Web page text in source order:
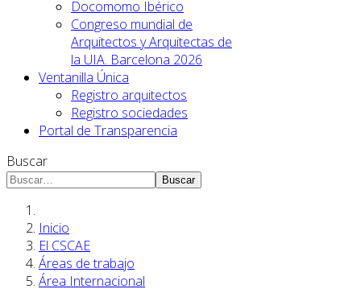
Docomomo Ibérico
Congreso mundial de
Arquitectos y Arquitectas de
la UIA. Barcelona 2026
Ventanilla Única
Registro arquitectos
Registro sociedades
Portal de Transparencia
Buscar
Buscar
Inicio
El CSCAE
Áreas de trabajo
Área Internacional